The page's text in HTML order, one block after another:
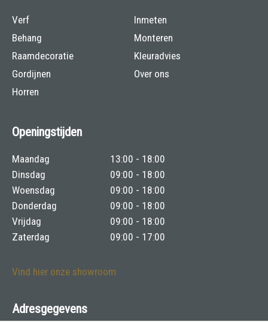
Verf
Behang
Raamdecoratie
Gordijnen
Horren
Inmeten
Monteren
Kleuradvies
Over ons
Openingstijden
Maandag
13:00 - 18:00
Dinsdag
09:00 - 18:00
Woensdag
09:00 - 18:00
Donderdag
09:00 - 18:00
Vrijdag
09:00 - 18:00
Zaterdag
09:00 - 17:00
Vind hier onze showroom
Adresgegevens